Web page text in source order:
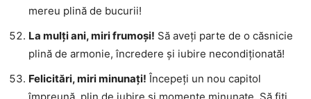
mereu plină de bucurii!
La mulți ani, miri frumoși! Să aveți parte de o căsnicie
plină de armonie, încredere și iubire necondiționată!
Felicitări, miri minunați! Începeți un nou capitol
împreună, plin de iubire și momente minunate. Să fiți